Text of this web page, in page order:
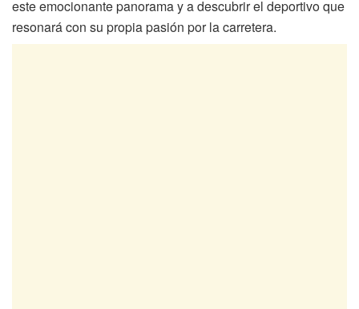
este emocionante panorama y a descubrir el deportivo que
resonará con su propia pasión por la carretera.